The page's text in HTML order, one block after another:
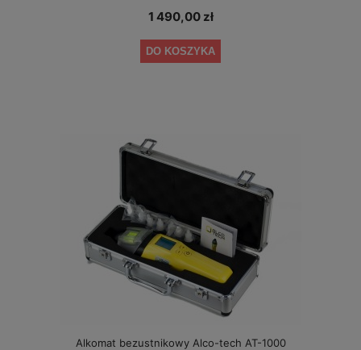
1 490,00 zł
DO KOSZYKA
Alkomat bezustnikowy Alco-tech AT-1000